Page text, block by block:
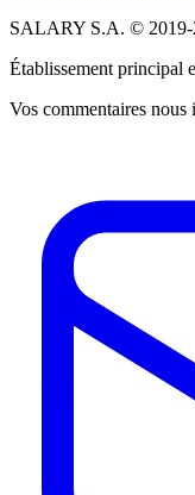
SALARY S.A. © 2019-
Établissement principal
Vos commentaires nous